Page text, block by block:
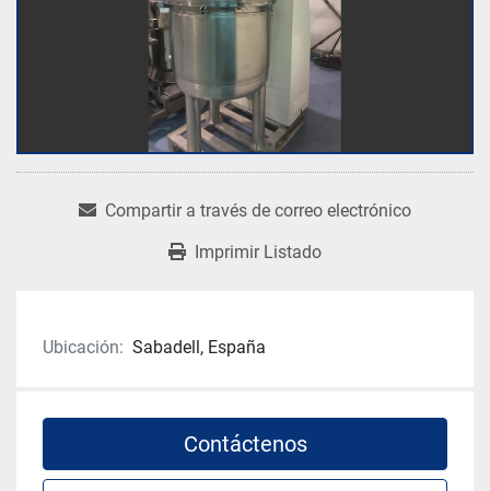
Compartir a través de correo electrónico
Imprimir Listado
Ubicación: Sabadell, España
Contáctenos